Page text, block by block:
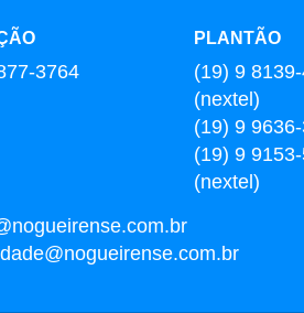
3764
PLANTÃO
(19) 9
(nextel)
(19) 9
(19) 9
(nextel)